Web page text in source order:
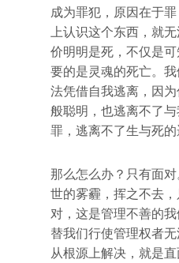
成为罪犯，原因在于
上认识这个东西，就
价明明是死，不仅是
要的是灵魂的死亡。
法凭借自我逃离，因
般聪明，也逃离不了
罪，逃离不了生与死的
那么怎么办？只有面
世的雾霾，挥之不去
对，这是管理不善的
替我们行使管理权者
从根源上解决，就是